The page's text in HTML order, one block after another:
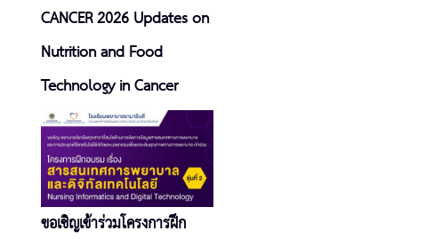
CANCER 2026 Updates on
Nutrition and Food
Technology in Cancer
ขอเชิญเข้าร่วมโครงการฝึก